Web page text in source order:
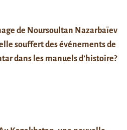
de Noursoultan Nazarbaïev
souffert des événements de
dans les manuels d’histoire?